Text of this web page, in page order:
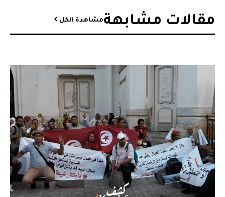
مقالات مشابهة​مشاهدة الكل